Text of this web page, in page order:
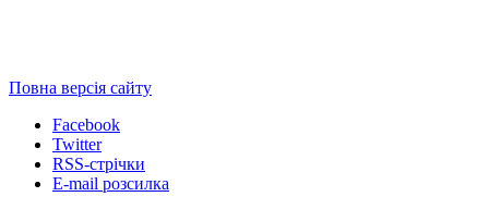
Повна версія сайту
Facebook
Twitter
RSS-стрічки
E-mail розсилка